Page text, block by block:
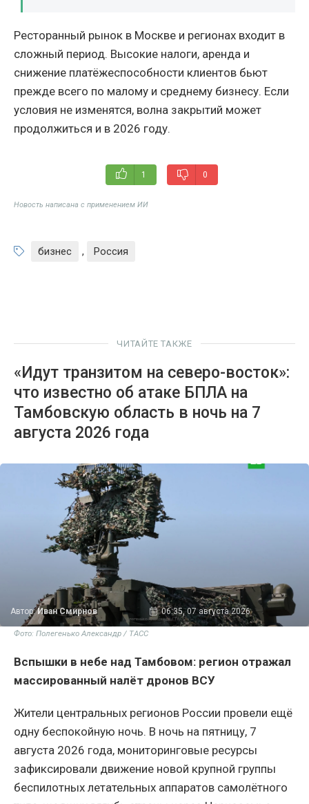
Ресторанный рынок в Москве и регионах входит в
сложный период. Высокие налоги, аренда и
снижение платёжеспособности клиентов бьют
прежде всего по малому и среднему бизнесу. Если
условия не изменятся, волна закрытий может
продолжиться и в 2026 году.
1 0
Новость написана с применением ИИ
бизнес , Россия
ЧИТАЙТЕ ТАКЖЕ
«Идут транзитом на северо-восток»:
что известно об атаке БПЛА на
Тамбовскую область в ночь на 7
августа 2026 года
Автор:Иван Смирнов 06:35, 07 августа 2026
Фото: Полегенько Александр / ТАСС
Вспышки в небе над Тамбовом: регион отражал
массированный налёт дронов ВСУ
Жители центральных регионов России провели ещё
одну беспокойную ночь. В ночь на пятницу, 7
августа 2026 года, мониторинговые ресурсы
зафиксировали движение новой крупной группы
беспилотных летательных аппаратов самолётного